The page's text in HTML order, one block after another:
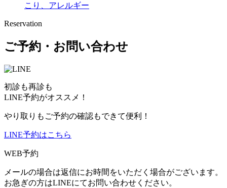
こり、アレルギー
Reservation
ご予約・お問い合わせ
初診も再診も
LINE予約がオススメ！
やり取りもご予約の確認もできて便利！
LINE予約はこちら
WEB予約
メールの場合は返信にお時間をいただく場合がございます。
お急ぎの方はLINEにてお問い合わせください。